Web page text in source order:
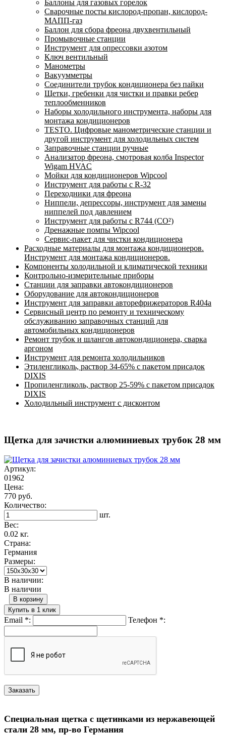
Баллоны для газовых горелок
Сварочные посты кислород-пропан, кислород-
МАПП-газ
Баллон для сбора фреона двухвентильный
Промывочные станции
Инструмент для опрессовки азотом
Ключ вентильный
Манометры
Вакуумметры
Соединители трубок кондиционера без пайки
Щетки, гребенки для чистки и правки ребер
теплообменников
Наборы холодильного инструмента, наборы для
монтажа кондиционеров
TESTO. Цифровые манометрические станции и
другой инструмент для холодильных систем
Заправочные станции ручные
Анализатор фреона, смотровая колба Inspector
Wigam HVAC
Мойки для кондиционеров Wipcool
Инструмент для работы с R-32
Переходники для фреона
Ниппели, депрессоры, инструмент для замены
ниппелей под давлением
Инструмент для работы с R744 (CO²)
Дренажные помпы Wipcool
Сервис-пакет для чистки кондиционера
Расходные материалы для монтажа кондиционеров.
Инструмент для монтажа кондиционеров.
Компоненты холодильной и климатической техники
Контрольно-измерительные приборы
Станции для заправки автокондиционеров
Оборудование для автокондиционеров
Инструмент для заправки авторефрижераторов R404a
Сервисный центр по ремонту и техническому
обслуживанию заправочных станций для
автомобильных кондиционеров
Ремонт трубок и шлангов автокондиционера, сварка
аргоном
Инструмент для ремонта холодильников
Этиленгликоль, раствор 34-65% с пакетом присадок
DIXIS
Пропиленгликоль, раствор 25-59% с пакетом присадок
DIXIS
Холодильный инструмент с дисконтом
Щетка для зачистки алюминиевых трубок 28 мм
Артикул:
01962
Цена:
770 руб.
Количество:
шт.
Вес:
0.02 кг.
Страна:
Германия
Размеры:
В наличии:
В наличии
В корзину
Купить в 1 клик
Email *: Телефон *:
Специальная щетка с щетинками из нержавеющей
стали 28 мм, пр-во Германия